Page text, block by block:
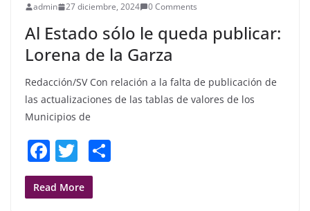
admin 27 diciembre, 2024 0 Comments
Al Estado sólo le queda publicar:
Lorena de la Garza
Redacción/SV Con relación a la falta de publicación de
las actualizaciones de las tablas de valores de los
Municipios de
F
a
c
T
w
itt
Read More